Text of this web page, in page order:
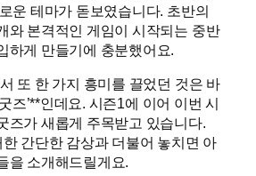
운 테마가 돋보였습니다. 초반의
와 본격적인 게임이 시작되는 중반
하게 만들기에 충분했어요.
또 한 가지 흥미를 끌었던 것은 바
즈’**인데요. 시즌1에 이어 이번 시
즈가 새롭게 주목받고 있습니다.
간단한 감상과 더불어 놓치면 아
을 소개해드릴게요.